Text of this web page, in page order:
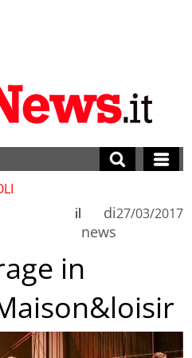
di
news
il 27/03/2017
in